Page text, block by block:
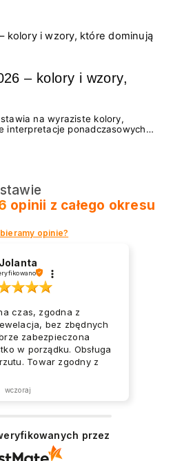
wyjazdów, przez
i kolekcjonowanie
przygotowaliśmy coś absolutnie
wakacje.pl oraz dawkę
– kolory i wzory,
na wyraziste kolory,
interpretacje ponadczasowych
inspirowanych wakacjami, jak
manicure!
opinii z całego okresu
opinie?
Jolanta
czas, zgodna z
bez zbędnych
zabezpieczona
w porządku. Obsługa
Towar zgodny z
ekspresowo.
wczoraj
przez